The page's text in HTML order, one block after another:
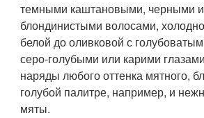
темными каштановыми, черными
блондинистыми волосами,
белой до оливковой с
серо-голубыми или карими
наряды любого оттенка мятного,
голубой палитре, например, и
мяты.